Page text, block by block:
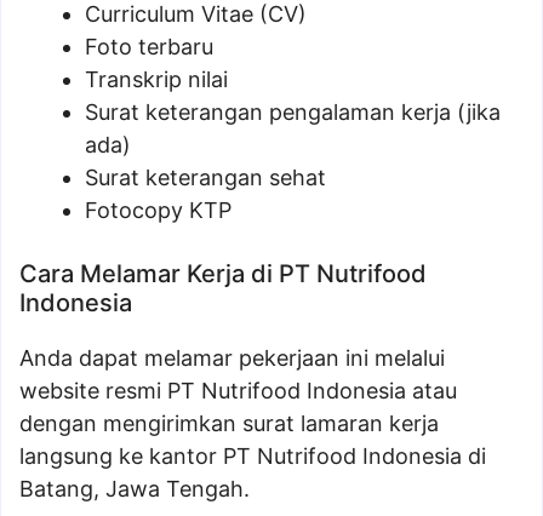
Curriculum Vitae (CV)
Foto terbaru
Transkrip nilai
Surat keterangan pengalaman kerja (jika
ada)
Surat keterangan sehat
Fotocopy KTP
Cara Melamar Kerja di PT Nutrifood
Indonesia
Anda dapat melamar pekerjaan ini melalui
website resmi PT Nutrifood Indonesia atau
dengan mengirimkan surat lamaran kerja
langsung ke kantor PT Nutrifood Indonesia di
Batang, Jawa Tengah.